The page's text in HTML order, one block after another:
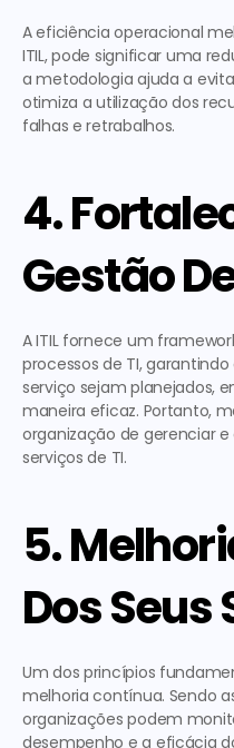
A eficiência operacional
ITIL, pode significar uma
a metodologia ajuda a
otimiza a utilização dos
falhas e retrabalhos.
4.
Gestão
A ITIL fornece um
processos de TI,
serviço sejam planejados,
maneira eficaz. Portanto,
organização de gerenciar
serviços de TI.
5.
Dos Seus
Um dos princípios
melhoria contínua. Sendo
organizações podem
desempenho e a eficácia